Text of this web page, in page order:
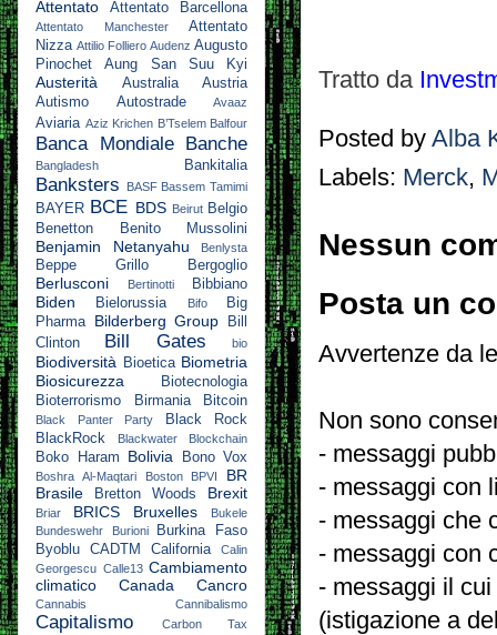
Tratto da
Posted by Alba
Labels: Merck,
Nessun
Posta un
Avvertenze da
Non sono
- messaggi
- messaggi con
- messaggi che
- messaggi con
- messaggi il
(istigazione a
Attentato Attentato Barcellona
Attentato Manchester
Attentato
Nizza Attilio Folliero Audenz Augusto
Pinochet
Aung San Suu Kyi
Austerità Australia
Austria
Autismo
Autostrade Avaaz
Aviaria Aziz Krichen B’Tselem Balfour
Banca Mondiale Banche
Bangladesh Bankitalia
Banksters BASF Bassem Tamimi
BAYER BCE BDS Beirut Belgio
Benetton
Benito Mussolini
Benjamin Netanyahu Benlysta
Beppe Grillo Bergoglio
Berlusconi Bertinotti Bibbiano
Biden Bielorussia Bifo
Big
Pharma
Bilderberg Group
Bill
Clinton
Bill Gates bio
Biodiversità Bioetica Biometria
Biosicurezza
Biotecnologia
Bioterrorismo
Birmania Bitcoin
Black Panter Party
Black Rock
BlackRock
Blackwater Blockchain
Boko Haram Bolivia Bono Vox
Boshra Al-Maqtari Boston BPVI
BR
Brasile
Bretton Woods Brexit
Briar BRICS Bruxelles
Bukele
Bundeswehr
Burioni
Burkina Faso
Byoblu
CADTM California
Calin
Georgescu Calle13 Cambiamento
climatico
Canada Cancro
Cannabis Cannibalismo
Capitalismo
Carbon Tax